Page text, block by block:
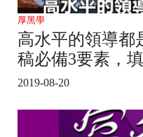
厚黑學
高水平的領導都
稿必備3要素，
2019-08-20